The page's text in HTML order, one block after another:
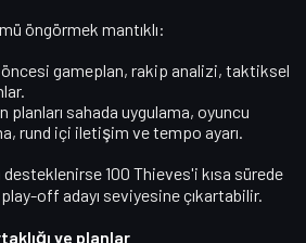
öngörmek mantıklı:
öncesi gameplan, rakip analizi, taktiksel
planları sahada uygulama, oyuncu
rund içi iletişim ve tempo ayarı.
100 Thieves'i kısa sürede
off adayı seviyesine çıkartabilir.
ve planlar